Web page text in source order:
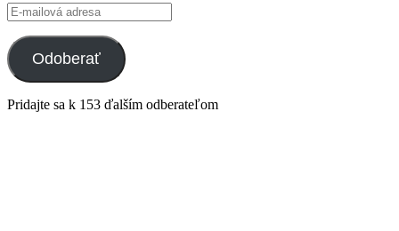
E-
mailová
adresa
Odoberať
Pridajte sa k 153 ďalším odberateľom